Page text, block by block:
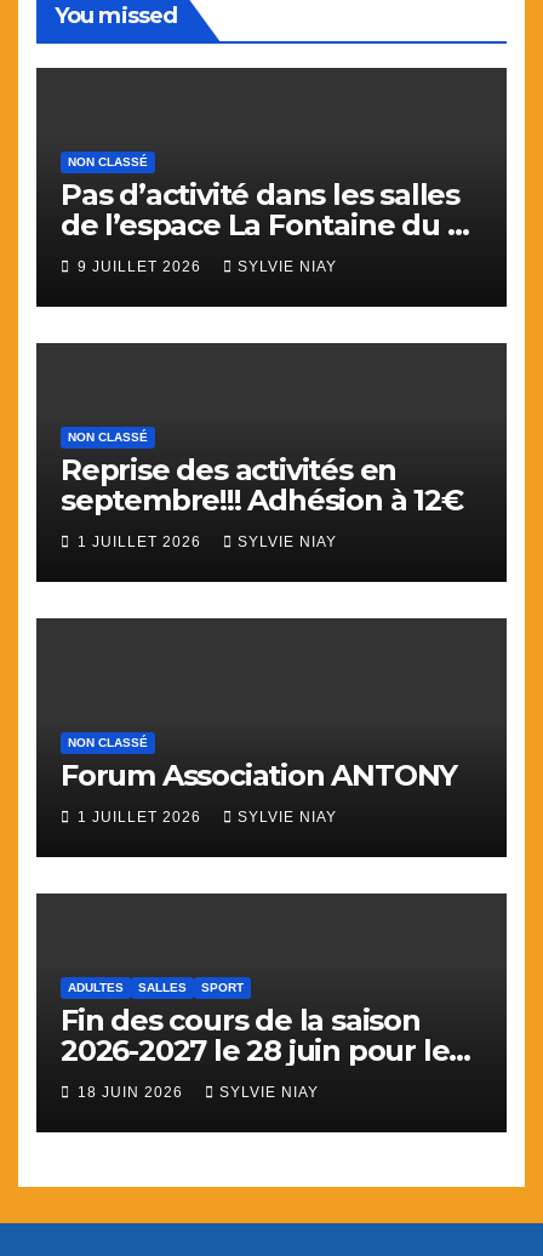
You missed
NON CLASSÉ
Pas d’activité dans les salles
de l’espace La Fontaine du 9
juillet au 31 aout.
9 JUILLET 2026 SYLVIE NIAY
NON CLASSÉ
Reprise des activités en
septembre!!! Adhésion à 12€
1 JUILLET 2026 SYLVIE NIAY
NON CLASSÉ
Forum Association ANTONY
1 JUILLET 2026 SYLVIE NIAY
ADULTES SALLES SPORT
Fin des cours de la saison
2026-2027 le 28 juin pour le
sport
18 JUIN 2026 SYLVIE NIAY